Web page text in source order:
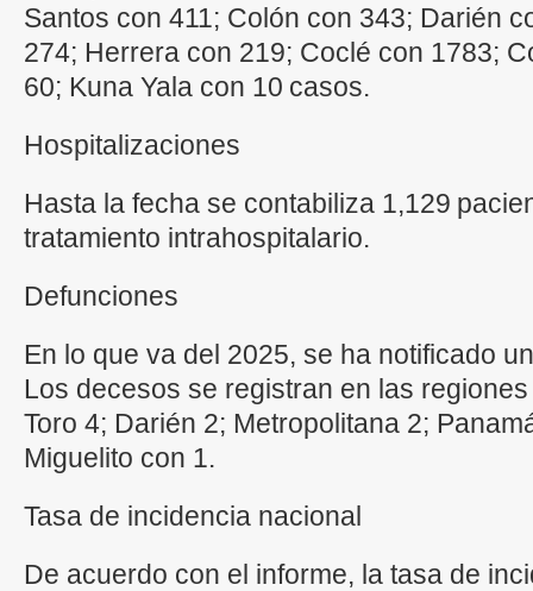
Santos con 411; Colón con 343; Darién
274; Herrera con 219; Coclé con 1783;
60; Kuna Yala con 10 casos.
Hospitalizaciones
Hasta la fecha se contabiliza 1,129
tratamiento intrahospitalario.
Defunciones
En lo que va del 2025, se ha notificado
Los decesos se registran en las
Toro 4; Darién 2; Metropolitana 2;
Miguelito con 1.
Tasa de incidencia nacional
De acuerdo con el informe, la tasa de